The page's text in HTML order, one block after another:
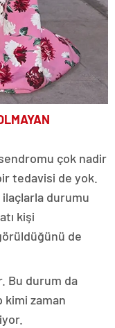
sendromu çok nadir
tedavisi de yok.
ilaçlarla durumu
kişi
de
Bu durum da
kimi zaman